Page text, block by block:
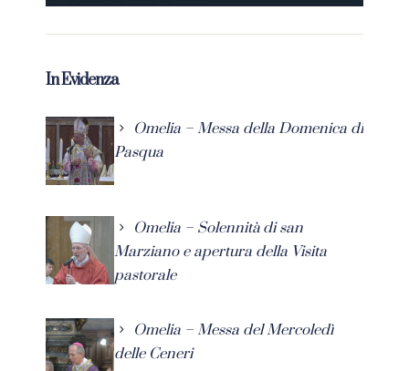
In Evidenza
Omelia – Messa della Domenica di
Pasqua
Omelia – Solennità di san
Marziano e apertura della Visita
pastorale
Omelia – Messa del Mercoledì
delle Ceneri